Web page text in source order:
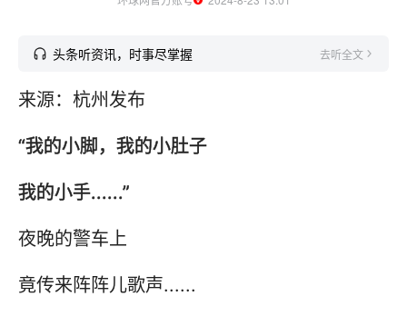
头条听资讯，时事尽掌握 去听全文
来源：杭州发布
“我的小脚，我的小肚子
我的小手......”
夜晚的警车上
竟传来阵阵儿歌声......